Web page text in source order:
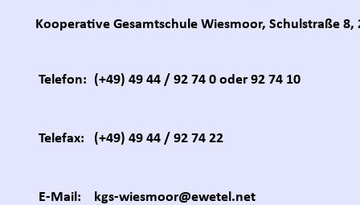
Kooperative Gesamtschule Wiesmoor, Schulstraße 8,
Telefon: (+49) 49 44 / 92 74 0 oder 92 74 10
Telefax: (+49) 49 44 / 92 74 22
E-Mail: kgs-wiesmoor@ewetel.net